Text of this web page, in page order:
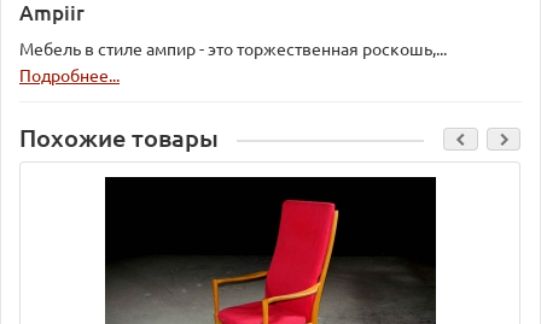
Ampiir
Мебель в стиле ампир - это торжественная роскошь,...
Подробнее...
Похожие товары